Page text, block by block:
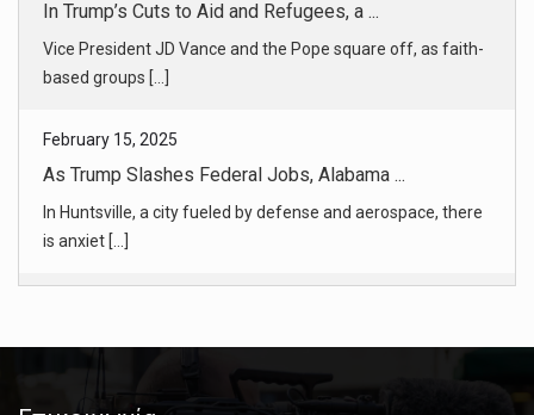
As Trump Slashes Federal Jobs, Alabama ...
In Huntsville, a city fueled by defense and aerospace, there
is anxiet [...]
February 15, 2025
A Justice Dept. in Turmoil Moves to Di ...
New York City’s mayor was accused of bribery, fraud and
soliciting ill [...]
Why Career Prosecutors Signed a Dismis ...